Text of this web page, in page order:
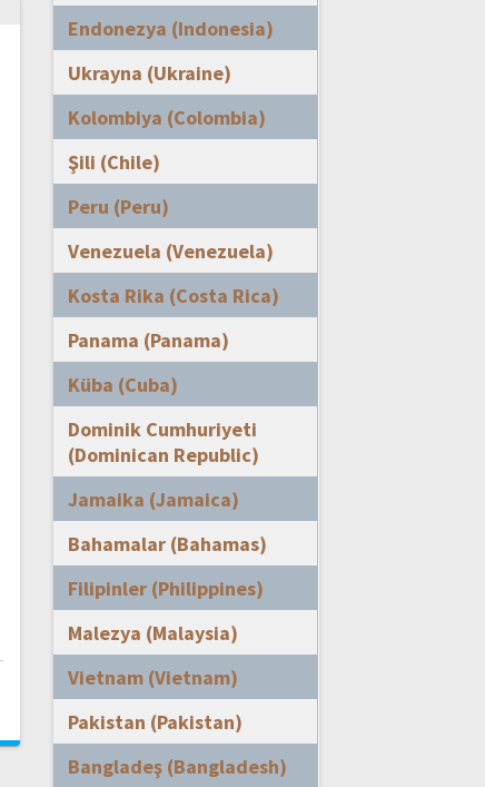
Endonezya (Indonesia)
Ukrayna (Ukraine)
Kolombiya (Colombia)
Şili (Chile)
Peru (Peru)
Venezuela (Venezuela)
Kosta Rika (Costa Rica)
Panama (Panama)
Küba (Cuba)
Dominik Cumhuriyeti
(Dominican Republic)
Jamaika (Jamaica)
Bahamalar (Bahamas)
Filipinler (Philippines)
Malezya (Malaysia)
Vietnam (Vietnam)
Pakistan (Pakistan)
Bangladeş (Bangladesh)